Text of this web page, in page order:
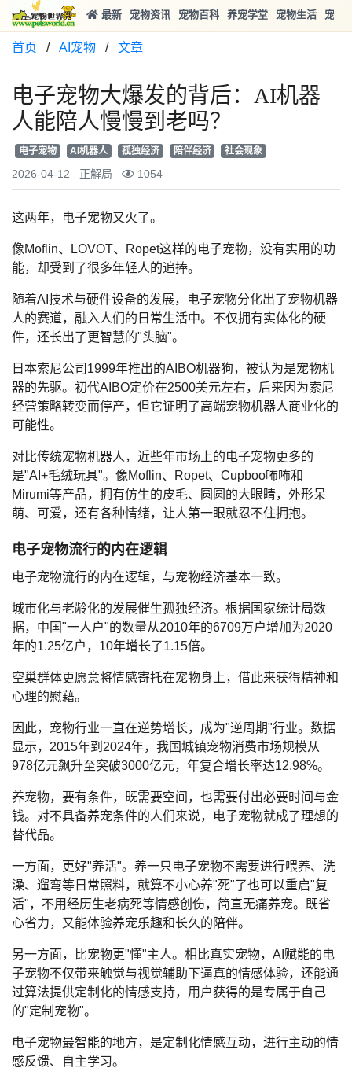
最新 宠物资讯 宠物百科 养宠学堂 宠物生活 宠物
首页 / AI宠物 / 文章
电子宠物大爆发的背后：AI机器
人能陪人慢慢到老吗？
电子宠物 AI机器人 孤独经济 陪伴经济 社会现象
2026-04-12 正解局 1054
这两年，电子宠物又火了。
像Moflin、LOVOT、Ropet这样的电子宠物，没有实用的功
能，却受到了很多年轻人的追捧。
随着AI技术与硬件设备的发展，电子宠物分化出了宠物机器
人的赛道，融入人们的日常生活中。不仅拥有实体化的硬
件，还长出了更智慧的"头脑"。
日本索尼公司1999年推出的AIBO机器狗，被认为是宠物机
器的先驱。初代AIBO定价在2500美元左右，后来因为索尼
经营策略转变而停产，但它证明了高端宠物机器人商业化的
可能性。
对比传统宠物机器人，近些年市场上的电子宠物更多的
是"AI+毛绒玩具"。像Moflin、Ropet、Cupboo咘咘和
Mirumi等产品，拥有仿生的皮毛、圆圆的大眼睛，外形呆
萌、可爱，还有各种情绪，让人第一眼就忍不住拥抱。
电子宠物流行的内在逻辑
电子宠物流行的内在逻辑，与宠物经济基本一致。
城市化与老龄化的发展催生孤独经济。根据国家统计局数
据，中国"一人户"的数量从2010年的6709万户增加为2020
年的1.25亿户，10年增长了1.15倍。
空巢群体更愿意将情感寄托在宠物身上，借此来获得精神和
心理的慰藉。
因此，宠物行业一直在逆势增长，成为"逆周期"行业。数据
显示，2015年到2024年，我国城镇宠物消费市场规模从
978亿元飙升至突破3000亿元，年复合增长率达12.98%。
养宠物，要有条件，既需要空间，也需要付出必要时间与金
钱。对不具备养宠条件的人们来说，电子宠物就成了理想的
替代品。
一方面，更好"养活"。养一只电子宠物不需要进行喂养、洗
澡、遛弯等日常照料，就算不小心养"死"了也可以重启"复
活"，不用经历生老病死等情感创伤，简直无痛养宠。既省
心省力，又能体验养宠乐趣和长久的陪伴。
另一方面，比宠物更"懂"主人。相比真实宠物，AI赋能的电
子宠物不仅带来触觉与视觉辅助下逼真的情感体验，还能通
过算法提供定制化的情感支持，用户获得的是专属于自己
的"定制宠物"。
电子宠物最智能的地方，是定制化情感互动，进行主动的情
感反馈、自主学习。